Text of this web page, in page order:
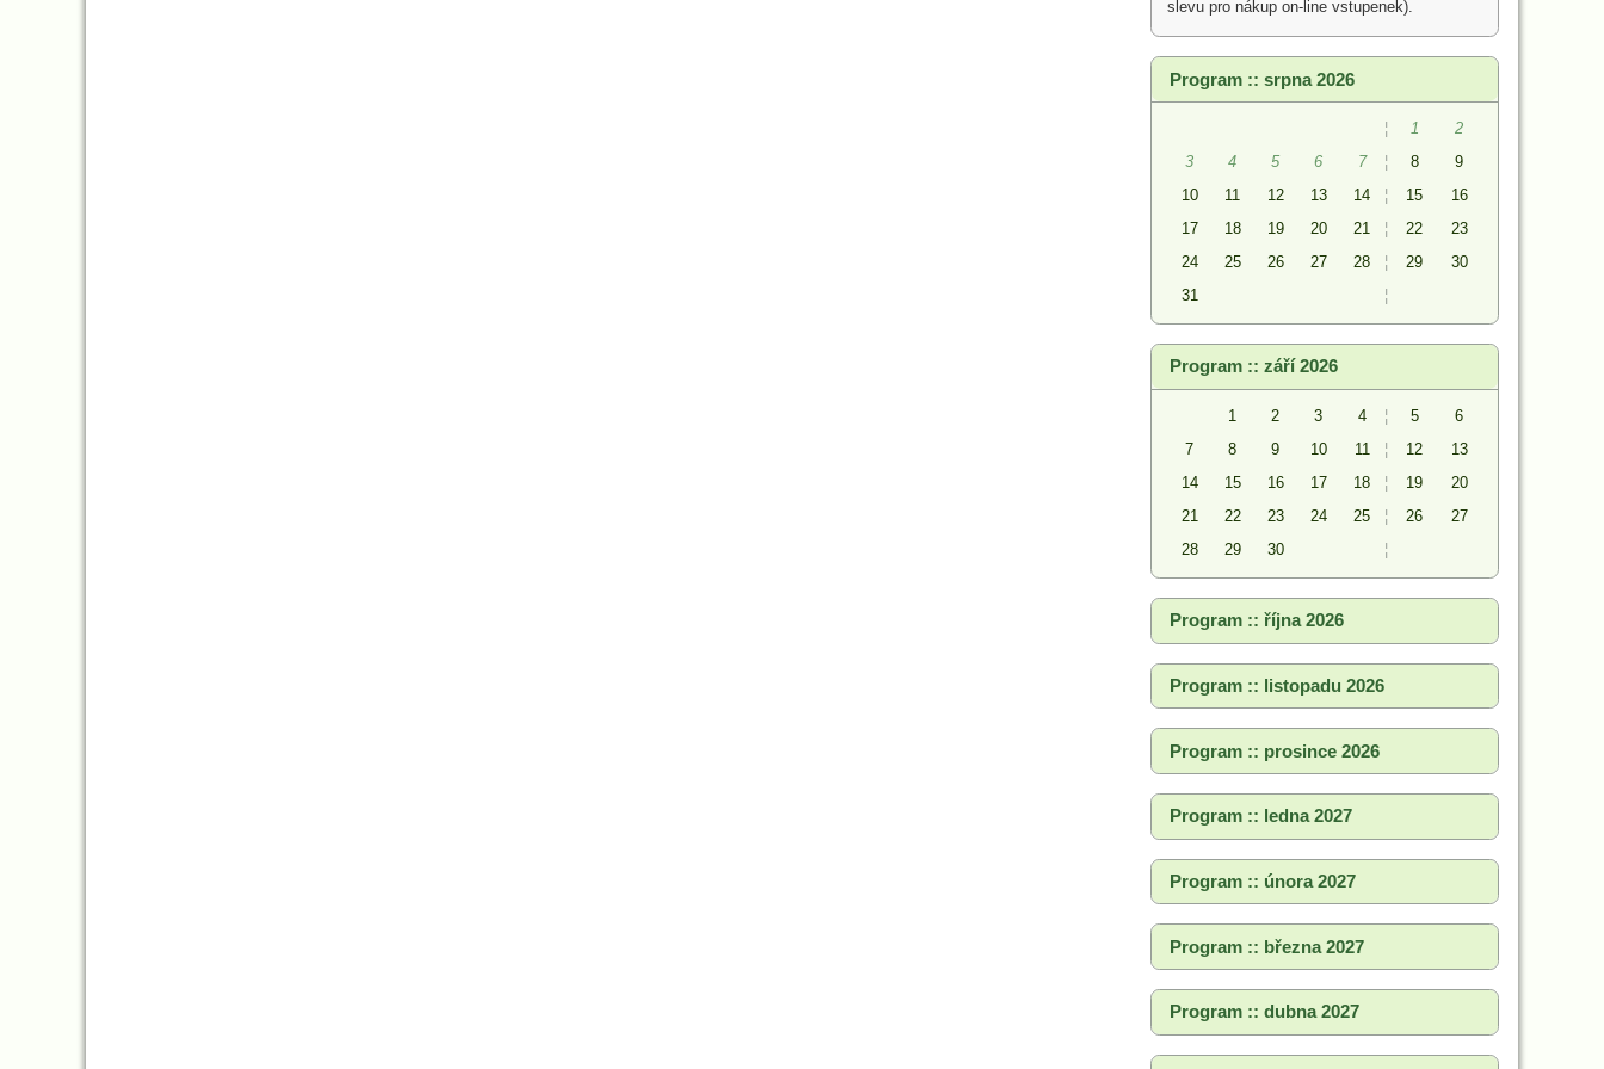
slevu pro nákup on-line vstupenek).
Program :: srpna 2026
¦ 1
2
3
4 5 6 7 ¦ 8
9
10
11 12 13 14 ¦ 15
16
17
18 19 20 21 ¦ 22
23
24
25 26 27 28 ¦ 29
30
31
¦
Program :: září 2026
1 2 3 4 ¦ 5
6
7
8 9 10 11 ¦ 12
13
14
15 16 17 18 ¦ 19
20
21
22 23 24 25 ¦ 26
27
28
29 30 ¦
Program :: října 2026
Program :: listopadu 2026
Program :: prosince 2026
Program :: ledna 2027
Program :: února 2027
Program :: března 2027
Program :: dubna 2027